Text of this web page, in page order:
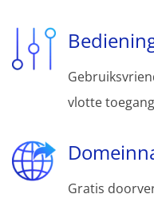
vlotte
Gratis